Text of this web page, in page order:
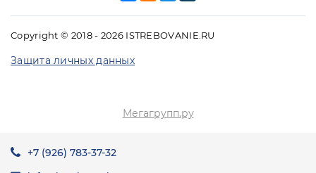
Copyright © 2018 - 2026 ISTREBOVANIE.RU
Защита личных данных
Мегагрупп.ру
+7 (926) 783-37-32